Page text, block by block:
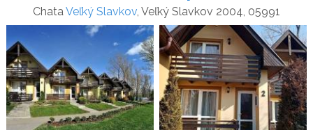
ChataVeľký Slavkov, Veľký Slavkov 2004, 05991